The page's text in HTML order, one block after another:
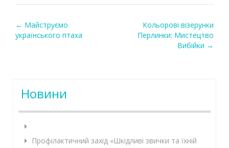
Post navigation
← Майструємо
українського птаха
Кольорові візерунки
Перлинки: Мистецтво
Вибійки →
Новини
Профілактичний захід «Шкідливі звички та їхній